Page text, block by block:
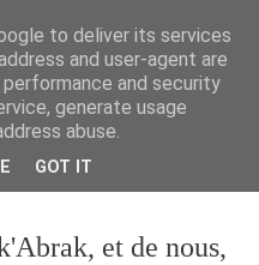
et de nous,
to deliver its services
and user-agent are
and security
generate usage
abuse.
GOT IT